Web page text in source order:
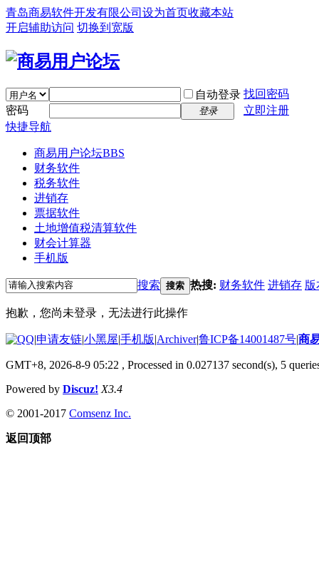
青岛商易软件开发有限公司 设为首页收藏本站
开启辅助访问 切换到宽版
自动登录 找回密码
密码
登录
立即注册
快捷导航
商易用户论坛BBS
财务软件
税务软件
进销存
票据软件
土地增值税清算软件
财会计算器
手机版
搜索 搜索 热搜: 财务软件 进销存 版
抱歉，您尚未登录，无法进行此操作
|申请友链|小黑屋|手机版|Archiver|鲁ICP备14001487号|商
GMT+8, 2026-8-9 05:22 , Processed in 0.027137 second(s), 5
Powered by Discuz! X3.4
© 2001-2017 Comsenz Inc.
返回顶部